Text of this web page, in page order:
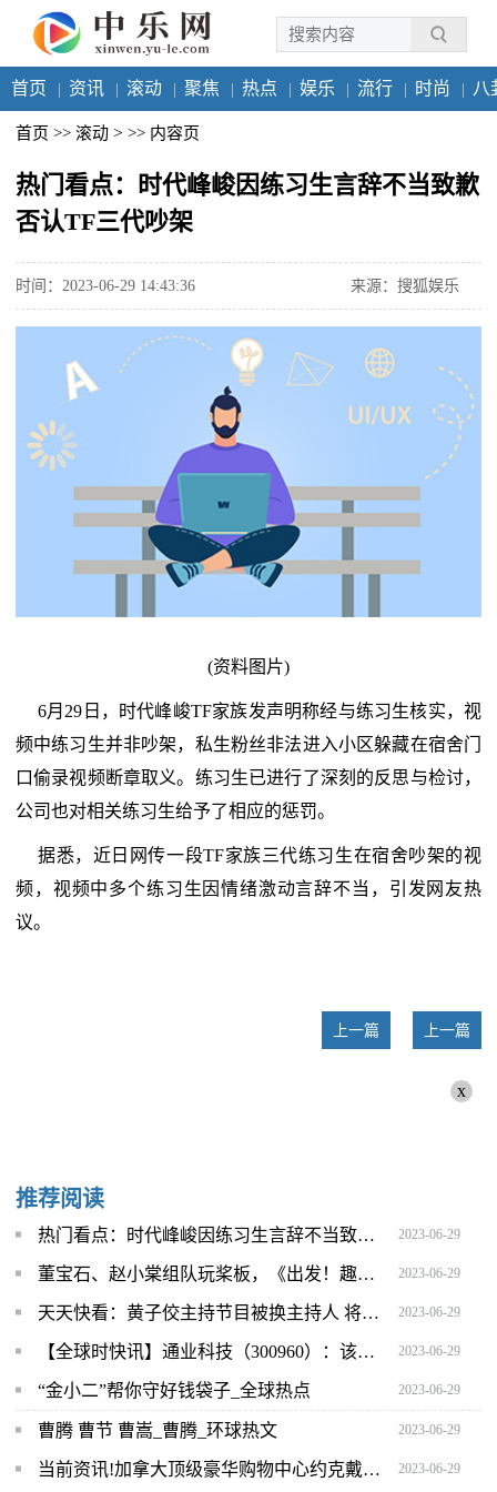
首页 资讯 滚动 聚焦 热点 娱乐 流行 时尚 八
首页 >> 滚动 > >> 内容页
热门看点：时代峰峻因练习生言辞不当致歉
否认TF三代吵架
时间：2023-06-29 14:43:36 来源：搜狐娱乐
(资料图片)
6月29日，时代峰峻TF家族发声明称经与练习生核实，视
频中练习生并非吵架，私生粉丝非法进入小区躲藏在宿舍门
口偷录视频断章取义。练习生已进行了深刻的反思与检讨，
公司也对相关练习生给予了相应的惩罚。
据悉，近日网传一段TF家族三代练习生在宿舍吵架的视
频，视频中多个练习生因情绪激动言辞不当，引发网友热
议。
上一篇 上一篇
x
推荐阅读
热门看点：时代峰峻因练习生言辞不当致歉 否认TF三代吵架 2023-06-29
董宝石、赵小棠组队玩桨板，《出发！趣野吧》看片会笑声不断 -全球新动态 2023-06-29
天天快看：黄子佼主持节目被换主持人 将由王仁甫代理担任 2023-06-29
【全球时快讯】通业科技（300960）：该股换手率大于8%（06-29） 2023-06-29
“金小二”帮你守好钱袋子_全球热点 2023-06-29
曹腾 曹节 曹嵩_曹腾_环球热文 2023-06-29
当前资讯!加拿大顶级豪华购物中心约克戴尔以全新面貌迎接中国游客回归 2023-06-29